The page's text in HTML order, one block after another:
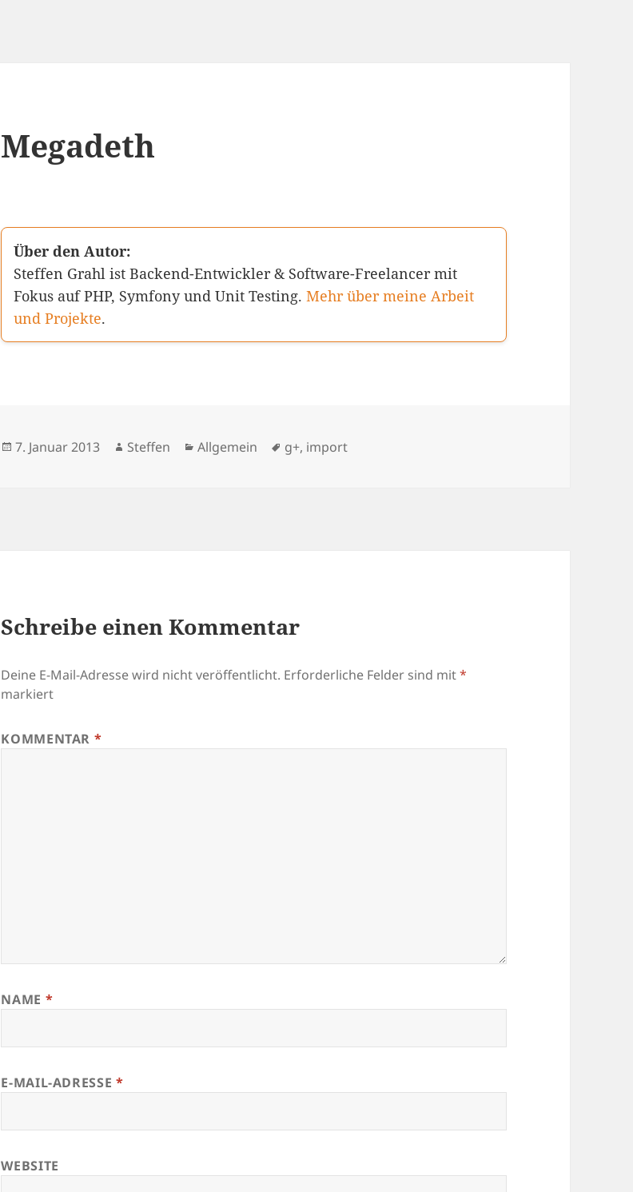
Megadeth
Über den Autor:
Steffen Grahl ist Backend-Entwickler & Software-Freelancer mit
Fokus auf PHP, Symfony und Unit Testing.Mehr über meine Arbeit
und Projekte.
Veröffentlicht
7. Januar 2013 Autor
Steffen Kategorien
Allgemein Schlagwörter
g+, import
Schreibe einen Kommentar
Deine E-Mail-Adresse wird nicht veröffentlicht. Erforderliche Felder sind mit*
markiert
KOMMENTAR *
NAME *
E-MAIL-ADRESSE *
WEBSITE